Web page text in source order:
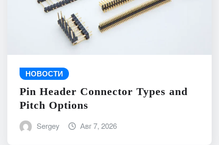
НОВОСТИ
Pin Header Connector Types and
Pitch Options
Sergey Авг 7, 2026